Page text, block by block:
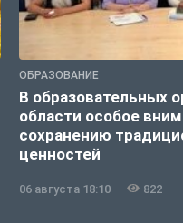
ОБРАЗОВАНИЕ
В образовательных
области особое
сохранению
ценностей
06 августа 18:10 822